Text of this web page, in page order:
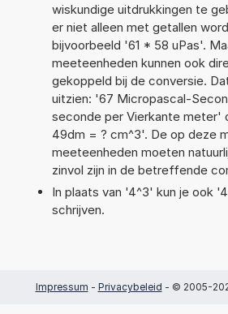
wiskundige uitdrukkingen te
er niet alleen met getallen
bijvoorbeeld '61 * 58 uPas'.
meeteenheden kunnen ook
gekoppeld bij de conversie.
uitzien: '67 Micropascal-
seconde per Vierkante meter'
49dm = ? cm^3'. De op deze
meeteenheden moeten
zinvol zijn in de betreffende
In plaats van '4^3' kun je ook
schrijven.
Impressum - Privacybeleid - © 2005-